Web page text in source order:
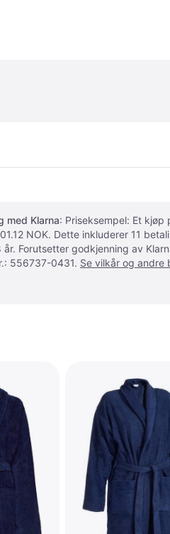
med Klarna: Priseksempel: Et
NOK. Dette inkluderer 11
Forutsetter godkjenning av
556737-0431. Se vilkår og andre